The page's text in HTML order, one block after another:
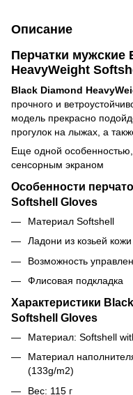
Описание
Перчатки мужские
HeavyWeight
Black Diamond
прочного и
модель прекрасно
прогулок на лыжах, а
Еще одной особенностью,
сенсорным экраном
Особенности
Softshell Gloves
Материал Softshell
Ладони из козьей кожи
Возможность
Флисовая подкладка
Характеристики
Softshell Gloves
Материал: Softshell
Материал
(133g/m2)
Вес: 115 г